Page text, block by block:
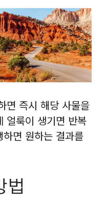
면 즉시 해당 사물을
얼룩이 생기면 반복
면 원하는 결과를
법